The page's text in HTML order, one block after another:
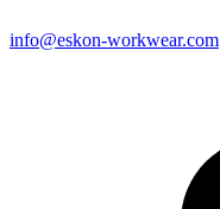
info@eskon-workwear.com